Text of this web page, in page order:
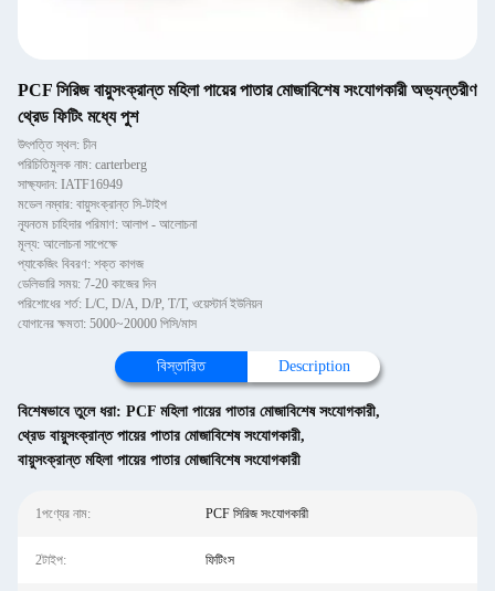
PCF সিরিজ বায়ুসংক্রান্ত মহিলা পায়ের পাতার মোজাবিশেষ সংযোগকারী অভ্যন্তরীণ
থ্রেড ফিটিং মধ্যে পুশ
উৎপত্তি স্থল: চীন
পরিচিতিমুলক নাম: carterberg
সাক্ষ্যদান: IATF16949
মডেল নম্বার: বায়ুসংক্রান্ত সি-টাইপ
ন্যূনতম চাহিদার পরিমাণ: আলাপ - আলোচনা
মূল্য: আলোচনা সাপেক্ষে
প্যাকেজিং বিবরণ: শক্ত কাগজ
ডেলিভারি সময়: 7-20 কাজের দিন
পরিশোধের শর্ত: L/C, D/A, D/P, T/T, ওয়েস্টার্ন ইউনিয়ন
যোগানের ক্ষমতা: 5000~20000 পিসি/মাস
বিস্তারিত Description
বিশেষভাবে তুলে ধরা: PCF মহিলা পায়ের পাতার মোজাবিশেষ সংযোগকারী,
থ্রেড বায়ুসংক্রান্ত পায়ের পাতার মোজাবিশেষ সংযোগকারী,
বায়ুসংক্রান্ত মহিলা পায়ের পাতার মোজাবিশেষ সংযোগকারী
1পণ্যের নাম: PCF সিরিজ সংযোগকারী
2টাইপ: ফিটিংস